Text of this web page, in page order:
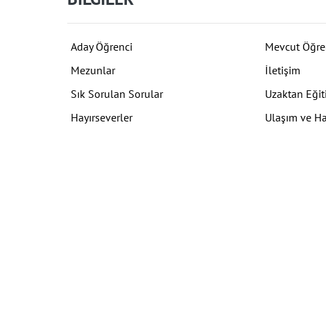
Aday Öğrenci
Mevcut
Mezunlar
İletişim
Sık Sorulan Sorular
Uzaktan
Hayırseverler
Ulaşım ve